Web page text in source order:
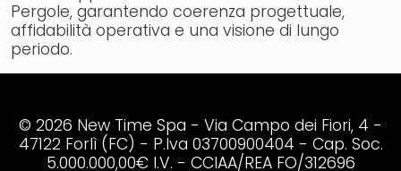
Pergole, garantendo coerenza progettuale,
affidabilità operativa e una visione di lungo
periodo.
© 2026 New Time Spa - Via Campo dei Fiori, 4 -
47122 Forlì (FC) - P.Iva 03700900404 - Cap. Soc.
5.000.000,00€ I.V. - CCIAA/REA FO/312696